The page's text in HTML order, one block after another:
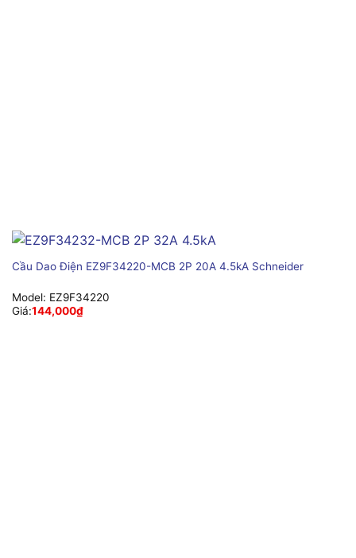
Cầu Dao Điện EZ9F34220-MCB 2P 20A 4.5kA Schneider
Model: EZ9F34220
Giá:144,000₫